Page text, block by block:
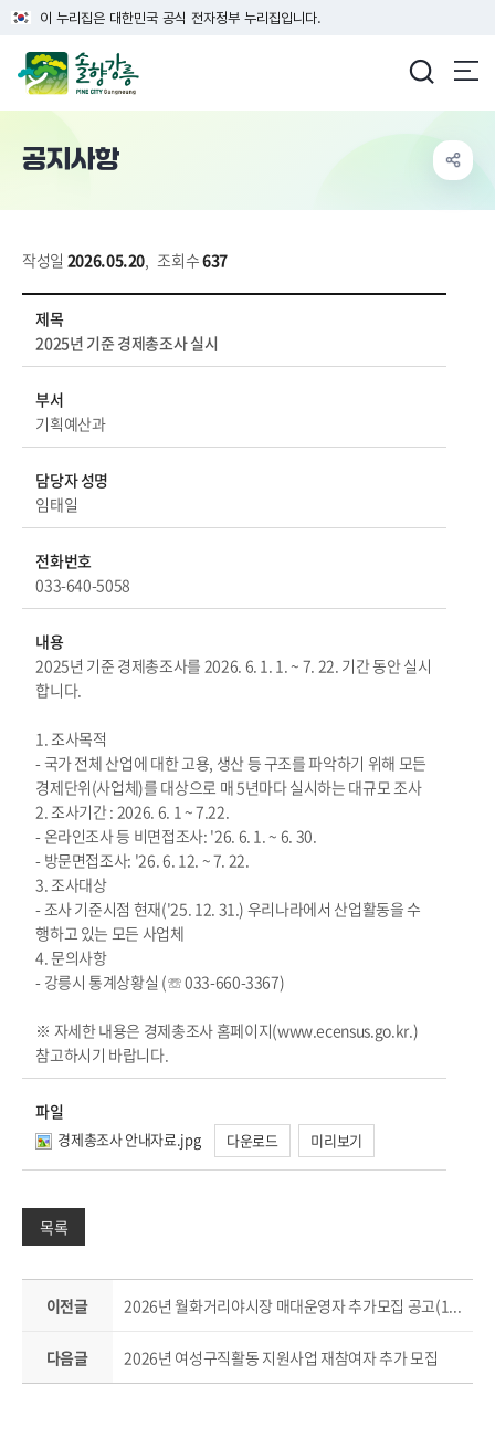
이 누리집은 대한민국 공식 전자정부 누리집입니다.
공지사항
작성일 2026.05.20, 조회수637
제목
2025년 기준 경제총조사 실시
부서
기획예산과
담당자 성명
임태일
전화번호
033-640-5058
내용
2025년 기준 경제총조사를 2026. 6. 1. 1. ~ 7. 22. 기간 동안 실시
합니다.
1. 조사목적
- 국가 전체 산업에 대한 고용, 생산 등 구조를 파악하기 위해 모든
경제단위(사업체)를 대상으로 매 5년마다 실시하는 대규모 조사
2. 조사기간 : 2026. 6. 1 ~ 7.22.
- 온라인조사 등 비면접조사: '26. 6. 1. ~ 6. 30.
- 방문면접조사: '26. 6. 12. ~ 7. 22.
3. 조사대상
- 조사 기준시점 현재('25. 12. 31.) 우리나라에서 산업활동을 수
행하고 있는 모든 사업체
4. 문의사항
- 강릉시 통계상황실 (☏ 033-660-3367)
※ 자세한 내용은 경제총조사 홈페이지(www.ecensus.go.kr.)
참고하시기 바랍니다.
파일
경제총조사 안내자료.jpg 다운로드 미리보기
목록
이전글 2026년 월화거리야시장 매대운영자 추가모집 공고(1차)
다음글 2026년 여성구직활동 지원사업 재참여자 추가 모집